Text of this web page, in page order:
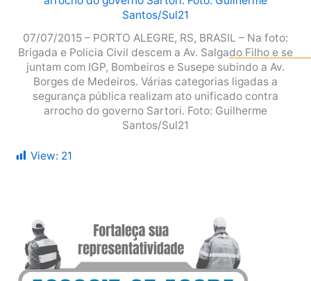
07/07/2015 – PORTO ALEGRE, RS, BRASIL – Na foto:
Brigada e Policia Civil descem a Av. Salgado Filho e se
juntam com IGP, Bombeiros e Susepe subindo a Av.
Borges de Medeiros. Várias categorias ligadas a
segurança pública realizam ato unificado contra
arrocho do governo Sartori. Foto: Guilherme
Santos/Sul21
View: 21